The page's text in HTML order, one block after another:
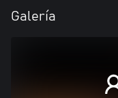
Galería